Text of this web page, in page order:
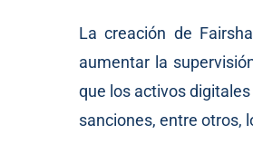
La creación de
aumentar la
que los activos
sanciones, entre otros,